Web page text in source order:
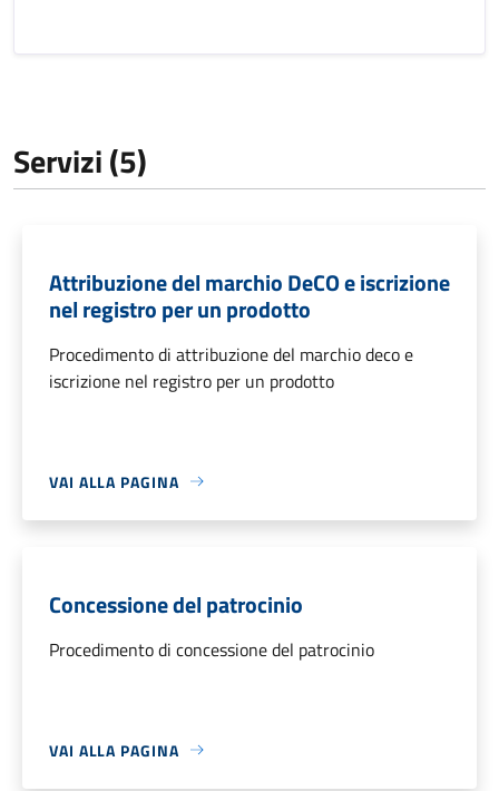
Servizi (5)
Attribuzione del marchio DeCO e iscrizione
nel registro per un prodotto
Procedimento di attribuzione del marchio deco e
iscrizione nel registro per un prodotto
VAI ALLA PAGINA
Concessione del patrocinio
Procedimento di concessione del patrocinio
VAI ALLA PAGINA